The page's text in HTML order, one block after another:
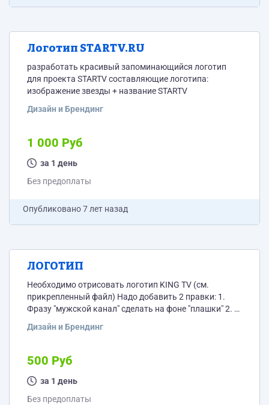
Логотип STARTV.RU
разработать красивый запоминающийся логотип
для проекта STARTV составляющие логотипа:
изображение звезды + название STARTV
Дизайн и Брендинг
1 000 Руб
за 1 день
Без предоплаты
Опубликовано7 лет назад
ЛОГОТИП
Необходимо отрисовать логотип KING TV (см.
прикрепленный файл) Надо добавить 2 правки: 1.
Фразу "мужской канал" сделать на фоне "плашки" 2. в
слове KING , в букве i , вместо "точки" надо добавить
знак , как у фигуры "король" в шахматах.
Дизайн и Брендинг
500 Руб
за 1 день
Без предоплаты